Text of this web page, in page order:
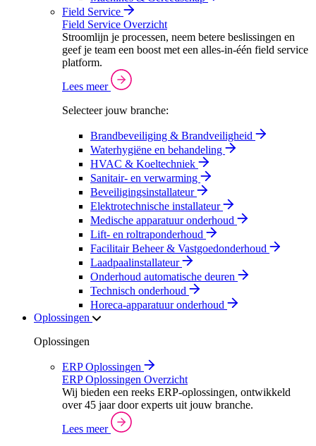
Field Service
Field Service Overzicht
Stroomlijn je processen, neem betere beslissingen en
geef je team een boost met een alles-in-één field service
platform.
Lees meer
Selecteer jouw branche:
Brandbeveiliging & Brandveiligheid
Waterhygiëne en behandeling
HVAC & Koeltechniek
Sanitair- en verwarming
Beveiligingsinstallateur
Elektrotechnische installateur
Medische apparatuur onderhoud
Lift- en roltraponderhoud
Facilitair Beheer & Vastgoedonderhoud
Laadpaalinstallateur
Onderhoud automatische deuren
Technisch onderhoud
Horeca-apparatuur onderhoud
Oplossingen
Oplossingen
ERP Oplossingen
ERP Oplossingen Overzicht
Wij bieden een reeks ERP-oplossingen, ontwikkeld
over 45 jaar door experts uit jouw branche.
Lees meer